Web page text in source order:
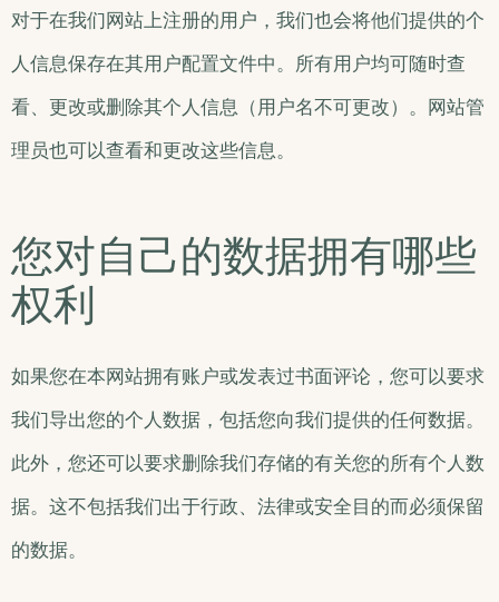
对于在我们网站上注册的用户，我们也会将他们提供的个
人信息保存在其用户配置文件中。所有用户均可随时查
看、更改或删除其个人信息（用户名不可更改）。网站管
理员也可以查看和更改这些信息。
您对自己的数据拥有哪些
权利
如果您在本网站拥有账户或发表过书面评论，您可以要求
我们导出您的个人数据，包括您向我们提供的任何数据。
此外，您还可以要求删除我们存储的有关您的所有个人数
据。这不包括我们出于行政、法律或安全目的而必须保留
的数据。